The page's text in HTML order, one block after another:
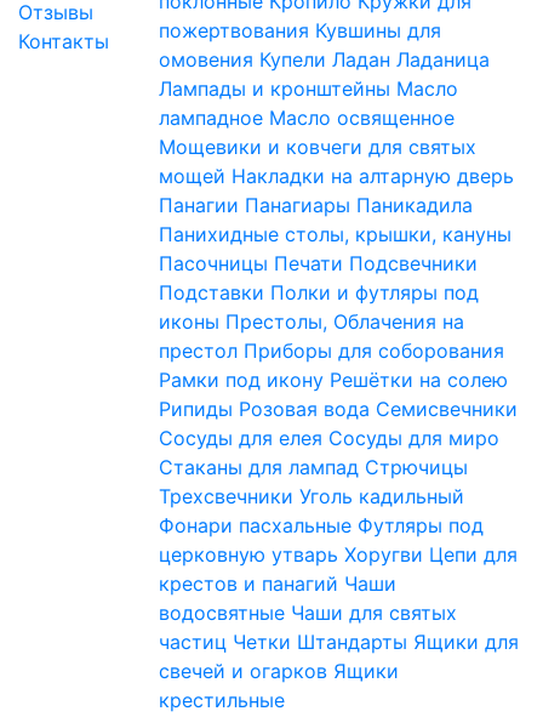
Отзывы
Контакты
пожертвования Кувшины для
омовения Купели Ладан Ладаница
Лампады и кронштейны Масло
лампадное Масло освященное
Мощевики и ковчеги для святых
мощей Накладки на алтарную дверь
Панагии Панагиары Паникадила
Панихидные столы, крышки, кануны
Пасочницы Печати Подсвечники
Подставки Полки и футляры под
иконы Престолы, Облачения на
престол Приборы для соборования
Рамки под икону Решётки на солею
Рипиды Розовая вода Семисвечники
Сосуды для елея Сосуды для миро
Стаканы для лампад Стрючицы
Трехсвечники Уголь кадильный
Фонари пасхальные Футляры под
церковную утварь Хоругви Цепи для
крестов и панагий Чаши
водосвятные Чаши для святых
частиц Четки Штандарты Ящики для
свечей и огарков Ящики
крестильные